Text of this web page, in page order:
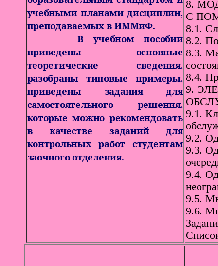
учебными планами дисциплин,
преподаваемых в ИММиФ.
В учебном пособии
приведены основные
теоретические сведения,
разобраны типовые примеры,
приведены задания для
самостоятельного решения,
которые можно рекомендовать
в качестве заданий для
контрольных работ студентам
заочного отделения.
8.
С
8.1.
8.2.
8.3.
8.4.
9.
9.1.
9.2.
9.3.
9.4.
9.5.
9.6.